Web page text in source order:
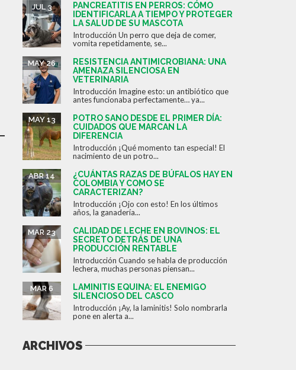
PANCREATITIS EN PERROS: CÓMO
IDENTIFICARLA A TIEMPO Y PROTEGER
LA SALUD DE SU MASCOTA
JUL 3
Introducción Un perro que deja de comer,
vomita repetidamente, se...
RESISTENCIA ANTIMICROBIANA: UNA
AMENAZA SILENCIOSA EN
VETERINARIA
MAY 26
Introducción Imagine esto: un antibiótico que
antes funcionaba perfectamente… ya...
POTRO SANO DESDE EL PRIMER DÍA:
CUIDADOS QUE MARCAN LA
DIFERENCIA
MAY 13
Introducción ¡Qué momento tan especial! El
nacimiento de un potro...
¿CUÁNTAS RAZAS DE BÚFALOS HAY EN
COLOMBIA Y COMO SE
CARACTERIZAN?
ABR 14
Introducción ¡Ojo con esto! En los últimos
años, la ganadería...
CALIDAD DE LECHE EN BOVINOS: EL
SECRETO DETRÁS DE UNA
PRODUCCIÓN RENTABLE
MAR 23
Introducción Cuando se habla de producción
lechera, muchas personas piensan...
LAMINITIS EQUINA: EL ENEMIGO
SILENCIOSO DEL CASCO
MAR 6
Introducción ¡Ay, la laminitis! Solo nombrarla
pone en alerta a...
ARCHIVOS